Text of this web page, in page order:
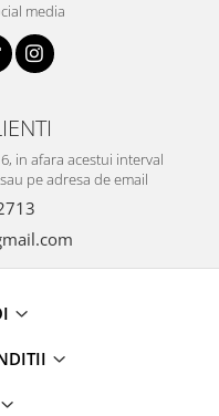
media
in afara acestui interval
pe adresa de email